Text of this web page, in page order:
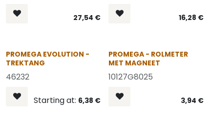
27,54 € 16,28 €
OP = OP
PROMEGA EVOLUTION -
TREKTANG
46232
Starting at: 6,38 €
OP = OP
PROMEGA - ROLMETER
MET MAGNEET
10127G8025
3,94 €